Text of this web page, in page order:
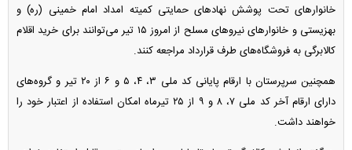
خانوار‌های تحت پوشش نهاد‌های حمایتی کمیته امداد امام خمینی (ره) و
بهزیستی و خانوار‌های نیرو‌های مسلح از امروز ۱۵ تیر می‌توانند برای خرید اقلام
کالابرگی به فروشگاه‌های طرف قرارداد مراجعه کنند.
همچنین سرپرستان با ارقام پایانی کد ملی ۳، ۴، ۵ و ۶ از ۲۰ تیر و گروه‌های
دارای ارقام آخر کد ملی ۷، ۸ و ۹ از ۲۵ تیرماه امکان استفاده از اعتبار خود را
خواهند داشت.